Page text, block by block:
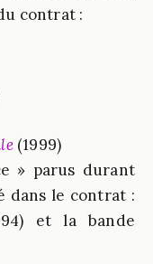
contrat :
(1999)
» parus durant
dans le contrat :
et la bande